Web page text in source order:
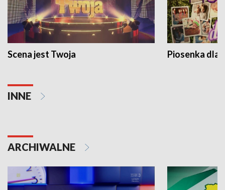
Scena jest Twoja Piosenka dla
INNE
ARCHIWALNE